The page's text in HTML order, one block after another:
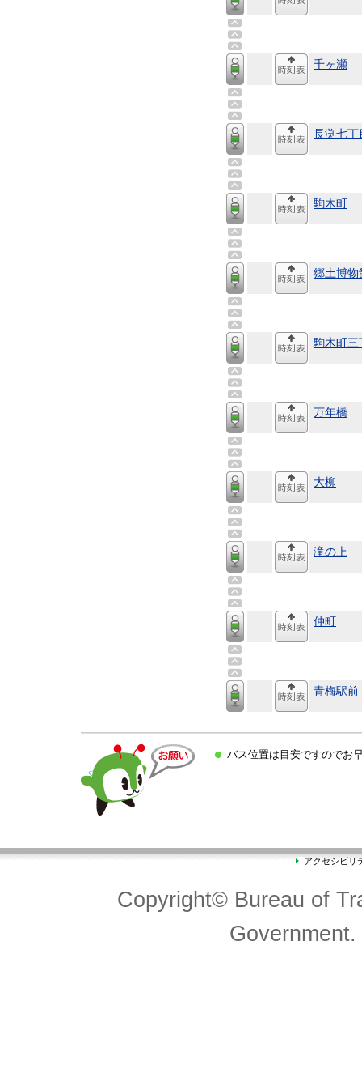
千ヶ瀬
長渕七丁
駒木町
郷土博物
駒木町三
万年橋
大柳
滝の上
仲町
青梅駅前
バス位置は目安ですのでお
アクセシビリ
Copyright© Bureau of